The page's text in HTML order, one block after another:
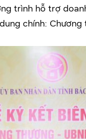
trình hỗ trợ
chính: